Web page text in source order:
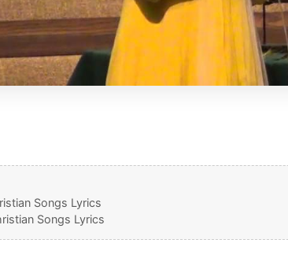
Songs Lyrics
Songs Lyrics